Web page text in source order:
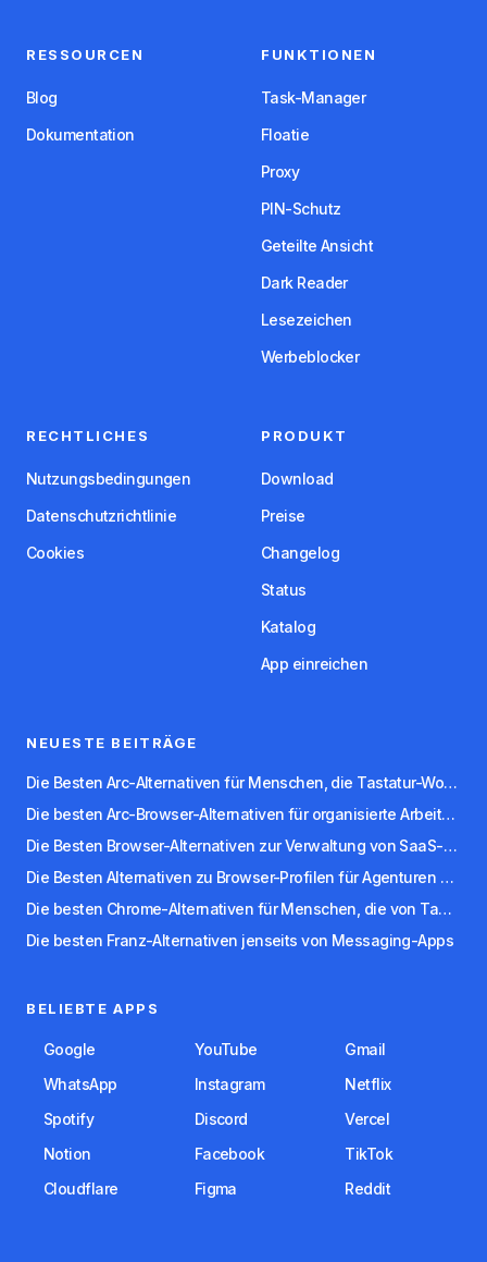
RESSOURCEN
Blog
Dokumentation
FUNKTIONEN
Task-Manager
Floatie
Proxy
PIN-Schutz
Geteilte Ansicht
Dark Reader
Lesezeichen
Werbeblocker
RECHTLICHES
Nutzungsbedingungen
Datenschutzrichtlinie
Cookies
PRODUKT
Download
Preise
Changelog
Status
Katalog
App einreichen
NEUESTE BEITRÄGE
Die Besten Arc-Alternativen für Menschen, die Tastatur-Workflows Bevorzugen
Die besten Arc-Browser-Alternativen für organisierte Arbeitsbereiche
Die Besten Browser-Alternativen zur Verwaltung von SaaS-Apps
Die Besten Alternativen zu Browser-Profilen für Agenturen und Freelancer
Die besten Chrome-Alternativen für Menschen, die von Tabs überwältigt sind
Die besten Franz-Alternativen jenseits von Messaging-Apps
BELIEBTE APPS
Google YouTube
Gmail
WhatsApp
Instagram
Netflix
Spotify
Discord
Vercel
Notion
Facebook
TikTok
Cloudflare
Figma Reddit